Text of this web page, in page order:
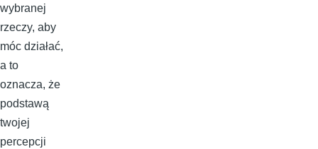
wybranej
rzeczy, aby
móc działać,
a to
oznacza, że
podstawą
twojej
percepcji